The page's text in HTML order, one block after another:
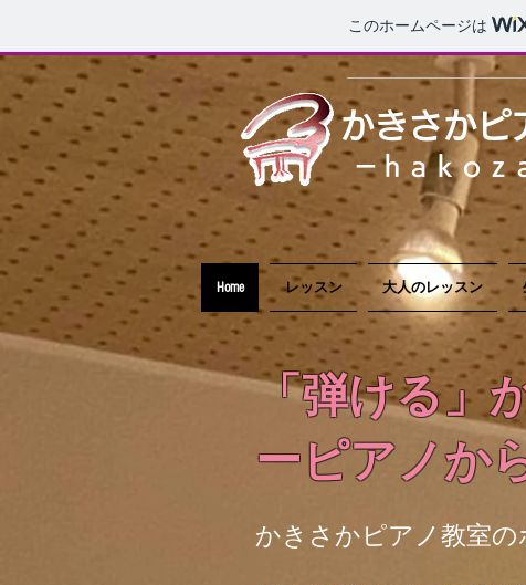
このホームページは
かきさかピ
－ｈａｋｏｚ
Home レッスン 大人のレッスン
「弾ける」
ーピアノか
かきさかピアノ教室